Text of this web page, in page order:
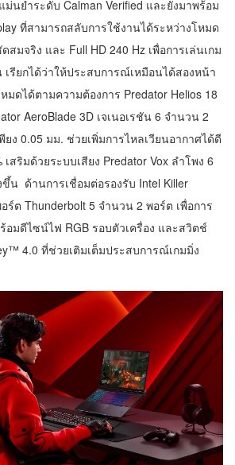
นยำระดับ Calman Verified และยังมาพร้อม
ที่สามารถสลับการใช้งานได้ระหว่างโหมด
สมจริง และ Full HD 240 Hz เพื่อการเล่นเกม
รียกได้ว่าให้ประสบการณ์เหมือนได้สองหน้า
มดได้ตามความต้องการ Predator Helios 18
AeroBlade 3D เจเนอเรชัน 6 จำนวน 2
ง 0.05 มม. ช่วยเพิ่มการไหลเวียนอากาศได้ดี
สริมด้วยระบบเสียง Predator Vox ลำโพง 6
ขึ้น ด้านการเชื่อมต่อรองรับ Intel Killer
ร์ต Thunderbolt 5 จำนวน 2 พอร์ต เพื่อการ
อมดีไซน์ไฟ RGB รอบตัวเครื่อง และสวิตช์
4.0 ที่ช่วยเติมเต็มประสบการณ์เกมมิ่ง